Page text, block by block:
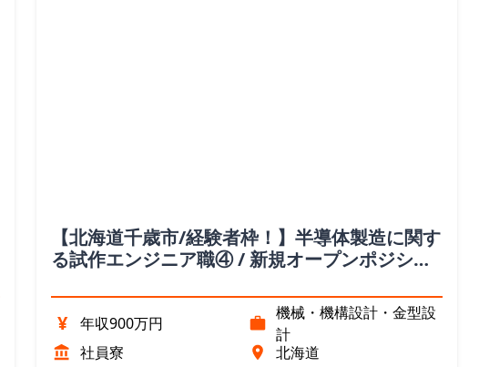
【北海道千歳市/経験者枠！】半導体製造に関す
る試作エンジニア職④ / 新規オープンポジショ
¥
年収900万円
機械・機構設計・金型設
計
社員寮
北海道